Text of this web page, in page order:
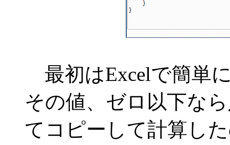
最初はExcelで簡単
その値、ゼロ以下な
てコピーして計算し